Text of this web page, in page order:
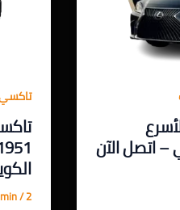
اتصل الآن
/2 سبتمبر، 2025